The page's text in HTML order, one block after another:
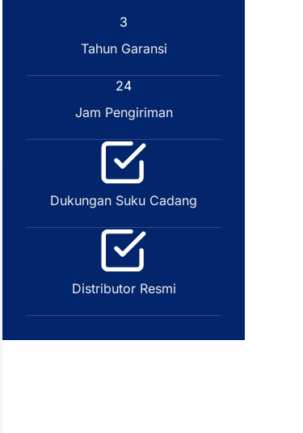
3
Tahun Garansi
24
Jam Pengiriman
Dukungan Suku Cadang
Distributor Resmi